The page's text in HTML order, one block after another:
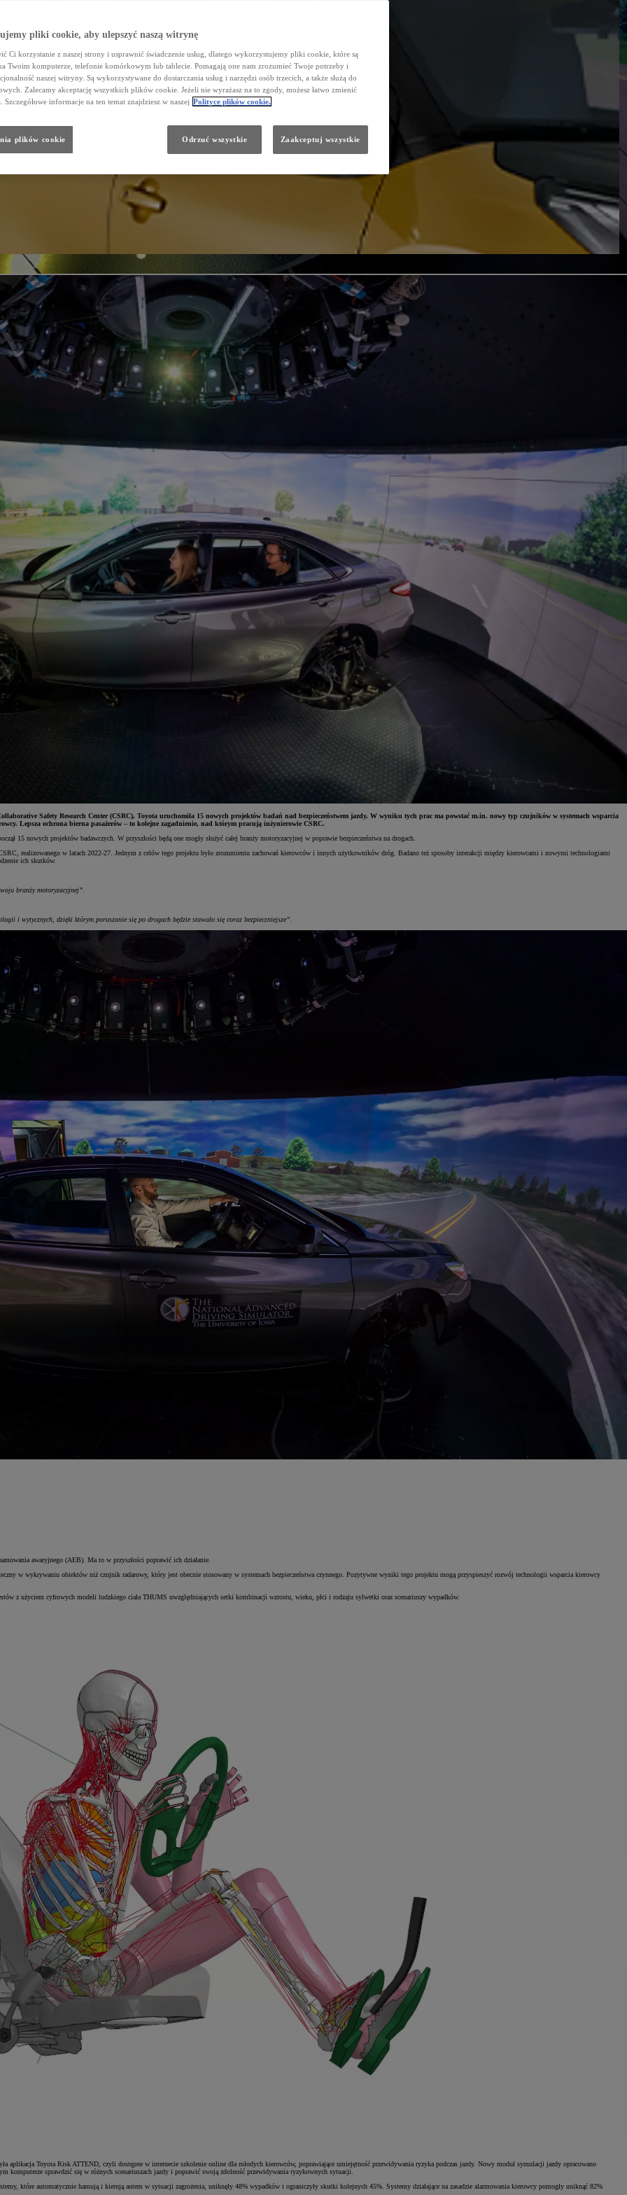
Safety Research Center (CSRC), Toyota uruchomiła 15 nowych projektów badań nad bezpieczeństwem jazdy. W wyniku tych prac ma powstać m.in. nowy typ czujników w systemach wsparcia
Lepsza ochrona bierna pasażerów – to kolejne zagadnienie, nad którym pracują inżynierowie CSRC.
15 nowych projektów badawczych. W przyszłości będą one mogły służyć całej branży motoryzacyjnej w poprawie bezpieczeństwa na drogach.
realizowanego w latach 2022-27. Jednym z celów tego projektu było zrozumieniu zachowań kierowców i innych użytkowników dróg. Badano też sposoby interakcji między kierowcami i nowymi technologiami
ich skutków.
branży motoryzacyjnej”.
i wytycznych, dzięki którym poruszanie się po drogach będzie stawało się coraz bezpieczniejsze”.
awaryjnego (AEB). Ma to w przyszłości poprawić ich działanie.
w wykrywaniu obiektów niż czujnik radarowy, który jest obecnie stosowany w systemach bezpieczeństwa czynnego. Pozytywne wyniki tego projektu mogą przyspieszyć rozwój technologii wsparcia kierowcy
z użyciem cyfrowych modeli ludzkiego ciała THUMS uwzględniających setki kombinacji wzrostu, wieku, płci i rodzaju sylwetki oraz scenariuszy wypadków.
aplikacja Toyota Risk ATTEND, czyli dostępne w internecie szkolenie online dla młodych kierowców, poprawiające umiejętność przewidywania ryzyka podczas jazdy. Nowy moduł symulacji jazdy opracowano
komputerze sprawdzić się w różnych scenariuszach jazdy i poprawić swoją zdolność przewidywania ryzykownych sytuacji.
które automatycznie hamują i kierują autem w sytuacji zagrożenia, uniknęły 48% wypadków i ograniczyły skutki kolejnych 45%. Systemy działające na zasadzie alarmowania kierowcy pomogły uniknąć 82%
pliki cookie, aby ulepszyć naszą witrynę
Ci korzystanie z naszej strony i usprawnić świadczenie usług, dlatego wykorzystujemy pliki cookie, które są
Twoim komputerze, telefonie komórkowym lub tablecie. Pomagają one nam zrozumieć Twoje potrzeby i
naszej witryny. Są wykorzystywane do dostarczania usług i narzędzi osób trzecich, a także służą do
Zalecamy akceptację wszystkich plików cookie. Jeżeli nie wyrażasz na to zgody, możesz łatwo zmienić
Szczegółowe informacje na ten temat znajdziesz w naszej Polityce plików cookie.
plików cookie Odrzuć wszystkie Zaakceptuj wszystkie